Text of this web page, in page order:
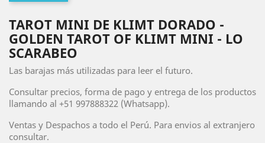
TAROT MINI DE KLIMT DORADO -
GOLDEN TAROT OF KLIMT MINI - LO
SCARABEO
Las barajas más utilizadas para leer el futuro.
Consultar precios, forma de pago y entrega de los productos
llamando al +51 997888322 (Whatsapp).
Ventas y Despachos a todo el Perú. Para envios al extranjero
consultar.